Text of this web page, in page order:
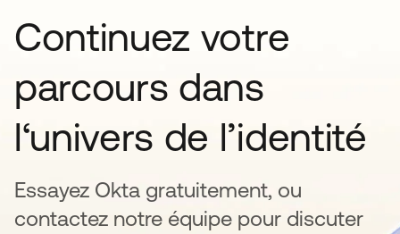
Continuez votre
parcours dans
l‘univers de l’identité
Essayez Okta gratuitement, ou
contactez notre équipe pour discuter